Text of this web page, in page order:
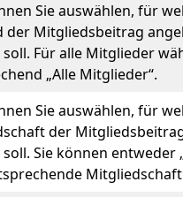
Sie auswählen, für
der Mitgliedsbeitrag
Für alle Mitglieder
„Alle Mitglieder“.
Sie auswählen, für
der
Sie können entweder